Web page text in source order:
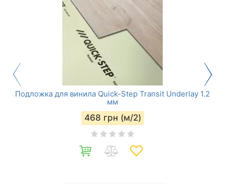
Подложка для винила Quick-Step Transit Underlay 1.2
мм
468 грн (м/2)